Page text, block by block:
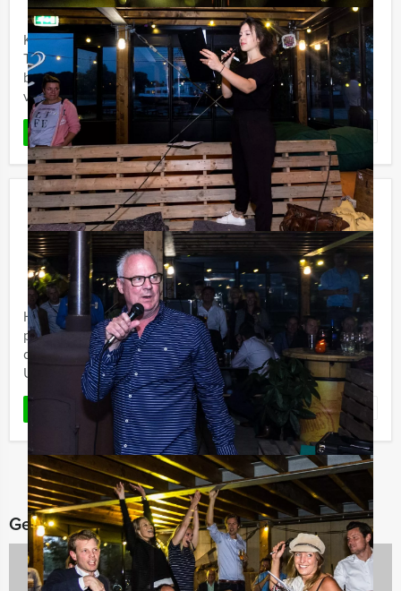
Kent u het tv-programma 'Crazy 88' nog? Bij Holland
Tour Guides in Breda doen we er nog een schepje
bovenop! Doe tien doldwaze opdrachten in het centrum
van de stad en ...
LEES MEER Favoriet
De Popquiz in Leiden
Vanaf€ 27,50 p.p. excl. BTW
Vanaf 12 personen ‐ 1 uur en 30 minuten
Holland Tour Guides komt nu met een spetterende
popquiz. In hartje Leiden wordt uw muzikale kennis op
de proef gesteld. Voor welke categorie kiest u?
Uiteraard kunnen we ...
Favoriet
Gerelateerde categorieën